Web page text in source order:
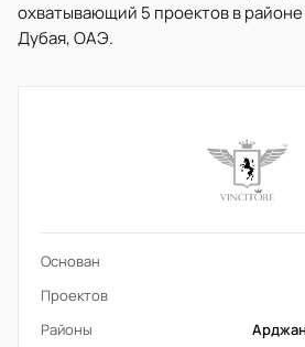
охватывающий 5 проектов в
Дубая, ОАЭ.
Основан
Проектов
Районы